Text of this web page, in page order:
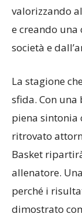
valorizzando
e creando
società e
La stagione
sfida. Con
piena sintonia
ritrovato
Basket
allenatore.
perché i
dimostrato